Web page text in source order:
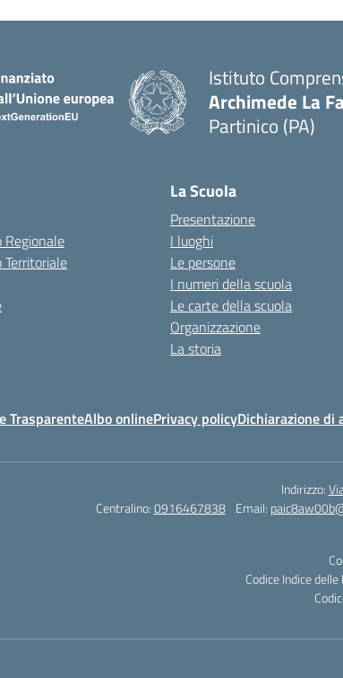
Istituto
Archimede La
Partinico (PA)
Regionale
Territoriale
La Scuola
Presentazione
I luoghi
Le persone
I numeri della scuola
Le carte della scuola
Organizzazione
La storia
TrasparenteAlbo onlinePrivacy policyDichiarazione di
Indirizzo:
Centralino:0916467838 Email:
Codice Indice